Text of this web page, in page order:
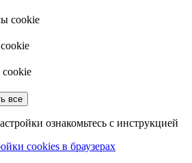
cookie
все
ознакомьтесь с инструкцией
cookies в браузерах